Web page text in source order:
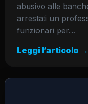
abusivo alle
arrestati un
funzionari per…
Leggi l’articolo →